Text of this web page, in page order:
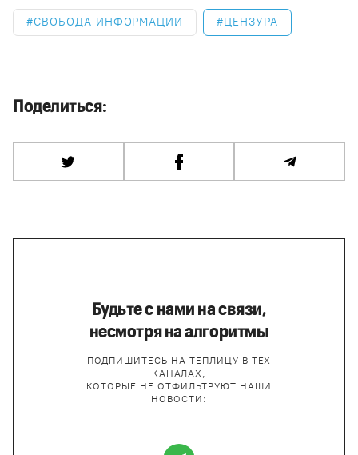
СВОБОДА ИНФОРМАЦИИ ЦЕНЗУРА
Поделиться:
Будьте с нами на связи,
несмотря на алгоритмы
ПОДПИШИТЕСЬ НА ТЕПЛИЦУ В ТЕХ
КАНАЛАХ,
КОТОРЫЕ НЕ ОТФИЛЬТРУЮТ НАШИ
НОВОСТИ: